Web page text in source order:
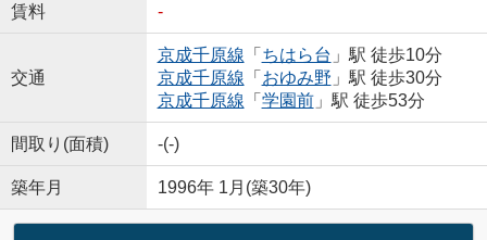
賃料 -
交通
京成千原線 「 ちはら台 」駅 徒歩10分
京成千原線 「 おゆみ野 」駅 徒歩30分
京成千原線 「 学園前」駅 徒歩53分
間取り(面積) -(-)
築年月 1996年 1月(築30年)